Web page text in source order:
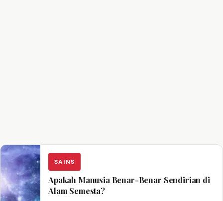
SAINS
Apakah Manusia Benar-Benar Sendirian di
Alam Semesta?